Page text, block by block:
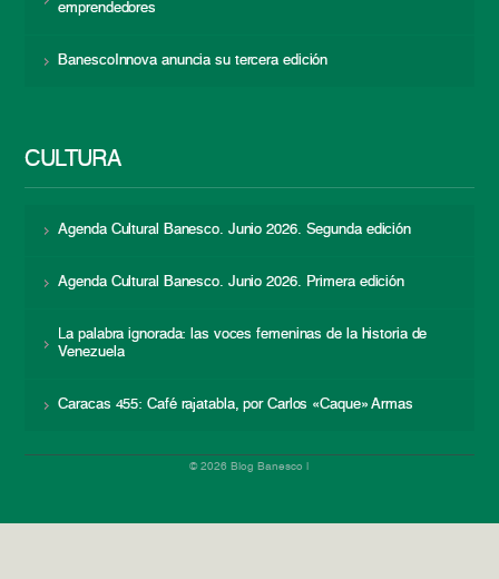
emprendedores
BanescoInnova anuncia su tercera edición
CULTURA
Agenda Cultural Banesco. Junio 2026. Segunda edición
Agenda Cultural Banesco. Junio 2026. Primera edición
La palabra ignorada: las voces femeninas de la historia de
Venezuela
Caracas 455: Café rajatabla, por Carlos «Caque» Armas
© 2026 Blog Banesco |